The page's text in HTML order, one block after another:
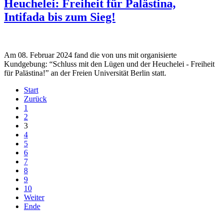
Heuchelei: Freiheit für Palästina,
Intifada bis zum Sieg!
Am 08. Februar 2024 fand die von uns mit organisierte
Kundgebung: “Schluss mit den Lügen und der Heuchelei - Freiheit
für Palästina!” an der Freien Universität Berlin statt.
Start
Zurück
1
2
3
4
5
6
7
8
9
10
Weiter
Ende